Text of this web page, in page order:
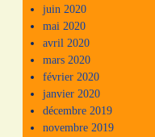
juin 2020
mai 2020
avril 2020
mars 2020
février 2020
janvier 2020
décembre 2019
novembre 2019